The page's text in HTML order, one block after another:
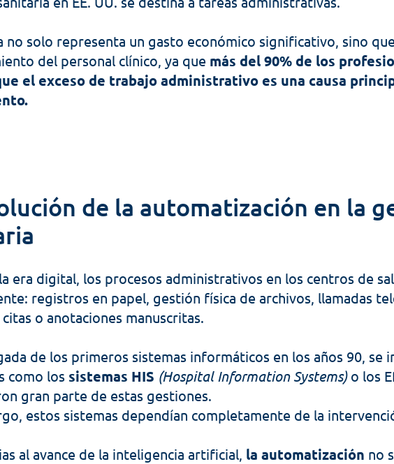
no solo representa un gasto económico significativo, sino
del personal clínico, ya que más del 90% de los
el exceso de trabajo administrativo es una causa
de la automatización en la
era digital, los procesos administrativos en los centros de
registros en papel, gestión física de archivos, llamadas
o anotaciones manuscritas.
de los primeros sistemas informáticos en los años 90, se
como los sistemas HIS (Hospital Information Systems) o los
gran parte de estas gestiones.
estos sistemas dependían completamente de la
al avance de la inteligencia artificial, la automatización no